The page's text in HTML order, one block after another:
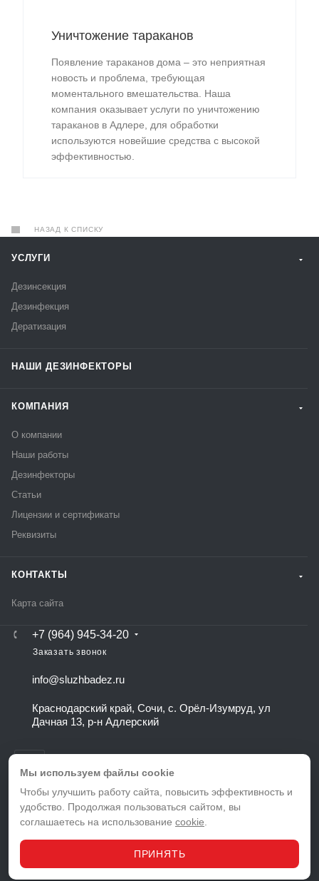
Уничтожение тараканов
Появление тараканов дома – это неприятная
новость и проблема, требующая
моментального вмешательства. Наша
компания оказывает услуги по уничтожению
тараканов в Адлере, для обработки
используются новейшие средства с высокой
эффективностью.
НАЗАД К СПИСКУ
УСЛУГИ
Дезинсекция
Дезинфекция
Дератизация
НАШИ ДЕЗИНФЕКТОРЫ
КОМПАНИЯ
О компании
Наши работы
Дезинфекторы
Статьи
Лицензии и сертификаты
Реквизиты
КОНТАКТЫ
Карта сайта
+7 (964) 945-34-20
Заказать звонок
info@sluzhbadez.ru
Краснодарский край, Сочи, с. Орёл-Изумруд, ул
Дачная 13, р-н Адлерский
ВЕРСИЯ ДЛЯ ПЕЧАТИ
ПОЛЬЗОВАТЕЛЬСКОЕ СОГЛАШЕНИЕ
© 2026 Служба дезинфекции в Адлере
Мы используем файлы cookie
Чтобы улучшить работу сайта, повысить эффективность и
удобство. Продолжая пользоваться сайтом, вы
соглашаетесь на использование cookie
ПРИНЯТЬ